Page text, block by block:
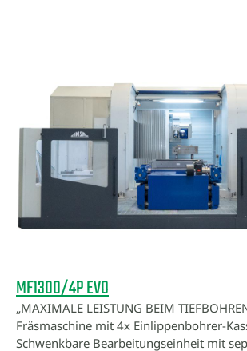
MF1300/4P EVO
„MAXIMALE LEISTUNG BEIM
Fräsmaschine mit 4x Einlippenbohrer-
Schwenkbare Bearbeitungseinheit mit